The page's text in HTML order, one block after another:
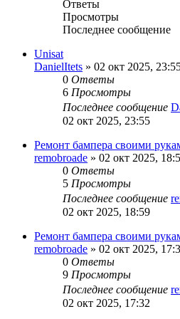
Ответы
Просмотры
Последнее сообщение
Unisat
DanielItets » 02 окт 2025,
0 Ответы
6 Просмотры
Последнее сообщение
02 окт 2025, 23:55
Ремонт бампера своими
remobroade » 02 окт 2025,
0 Ответы
5 Просмотры
Последнее сообщение
02 окт 2025, 18:59
Ремонт бампера своими
remobroade » 02 окт 2025,
0 Ответы
9 Просмотры
Последнее сообщение
02 окт 2025, 17:32